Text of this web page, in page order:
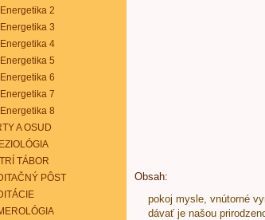
Energetika 2
Energetika 3
Energetika 4
Energetika 5
Energetika 6
Energetika 7
Energetika 8
A OSUD
TÁBOR
PÔST
Obsah:
pokoj mysle, vnútorné
dávať je našou